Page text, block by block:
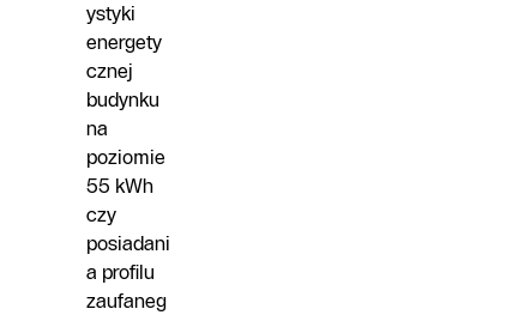
ystyki
energety
cznej
budynku
na
poziomie
55 kWh
czy
posiadani
a profilu
zaufaneg